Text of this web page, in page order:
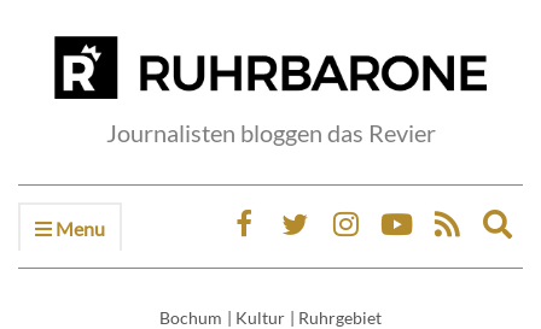
Journalisten bloggen das Revier
Menu
Bochum | Kultur | Ruhrgebiet